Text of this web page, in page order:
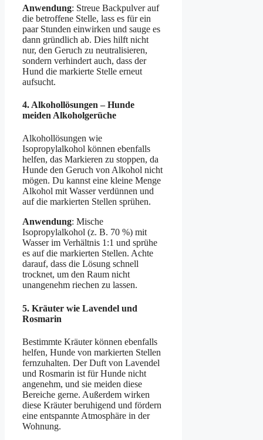
Anwendung: Streue Backpulver auf
die betroffene Stelle, lass es für ein
paar Stunden einwirken und sauge es
dann gründlich ab. Dies hilft nicht
nur, den Geruch zu neutralisieren,
sondern verhindert auch, dass der
Hund die markierte Stelle erneut
aufsucht.
4. Alkohollösungen – Hunde
meiden Alkoholgerüche
Alkohollösungen wie
Isopropylalkohol können ebenfalls
helfen, das Markieren zu stoppen, da
Hunde den Geruch von Alkohol nicht
mögen. Du kannst eine kleine Menge
Alkohol mit Wasser verdünnen und
auf die markierten Stellen sprühen.
Anwendung: Mische
Isopropylalkohol (z. B. 70 %) mit
Wasser im Verhältnis 1:1 und sprühe
es auf die markierten Stellen. Achte
darauf, dass die Lösung schnell
trocknet, um den Raum nicht
unangenehm riechen zu lassen.
5. Kräuter wie Lavendel und
Rosmarin
Bestimmte Kräuter können ebenfalls
helfen, Hunde von markierten Stellen
fernzuhalten. Der Duft von Lavendel
und Rosmarin ist für Hunde nicht
angenehm, und sie meiden diese
Bereiche gerne. Außerdem wirken
diese Kräuter beruhigend und fördern
eine entspannte Atmosphäre in der
Wohnung.